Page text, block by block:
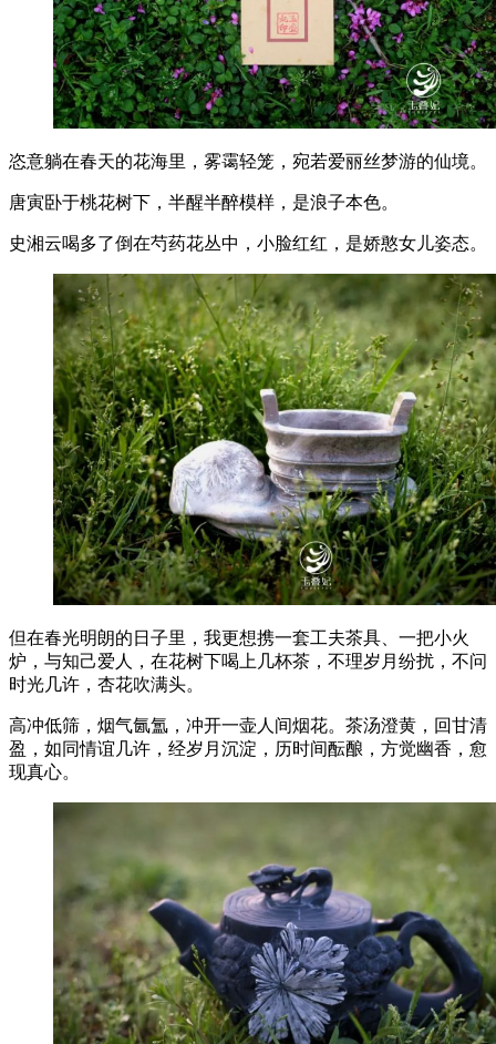
恣意躺在春天的花海里，雾霭轻笼，宛若爱丽丝梦游的仙境。
唐寅卧于桃花树下，半醒半醉模样，是浪子本色。
史湘云喝多了倒在芍药花丛中，小脸红红，是娇憨女儿姿态。
但在春光明朗的日子里，我更想携一套工夫茶具、一把小火
炉，与知己爱人，在花树下喝上几杯茶，不理岁月纷扰，不问
时光几许，杏花吹满头。
高冲低筛，烟气氤氲，冲开一壶人间烟花。茶汤澄黄，回甘清
盈，如同情谊几许，经岁月沉淀，历时间酝酿，方觉幽香，愈
现真心。